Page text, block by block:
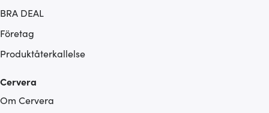
BRA DEAL
Företag
Produktåterkallelse
Cervera
Om Cervera